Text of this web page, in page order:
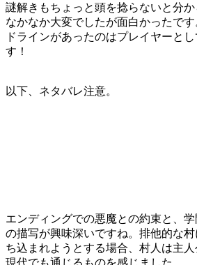
謎解きもちょっと頭を捻らないと分か
なかなか大変でしたが面白かったで
ドラインがあったのはプレイヤーと
す！
以下、ネタバレ注意。
エンディングでの悪魔との約束と、
の描写が興味深いですね。排他的な
ち込まれようとする場合、村人は主